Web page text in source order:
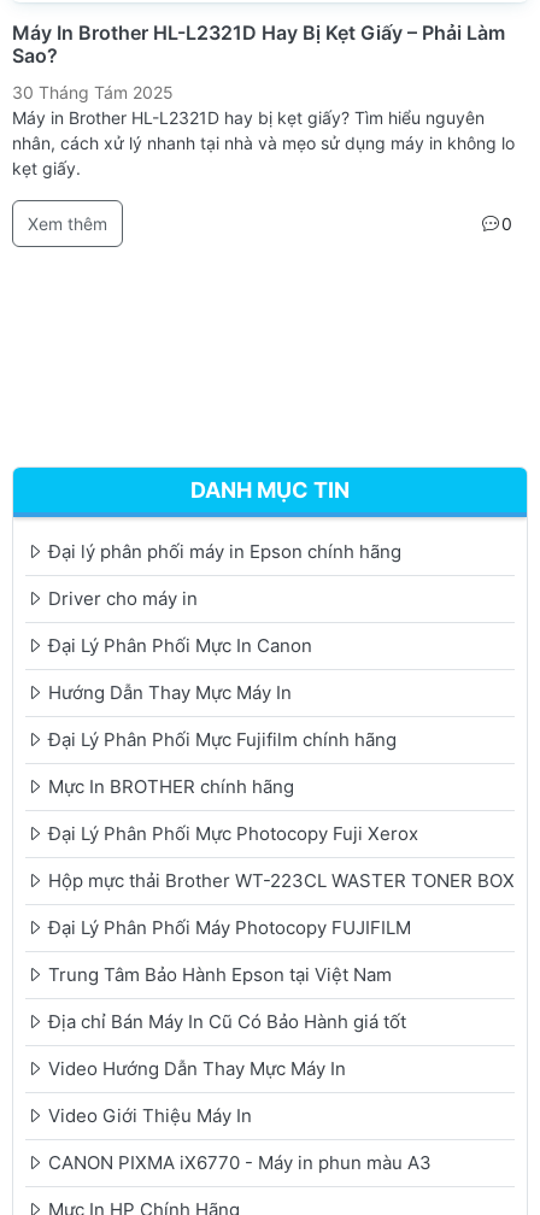
Máy In Brother HL-L2321D Hay Bị Kẹt Giấy – Phải Làm
Sao?
30 Tháng Tám 2025
Máy in Brother HL-L2321D hay bị kẹt giấy? Tìm hiểu nguyên
nhân, cách xử lý nhanh tại nhà và mẹo sử dụng máy in không lo
kẹt giấy.
Xem thêm 0
DANH MỤC TIN
Đại lý phân phối máy in Epson chính hãng
Driver cho máy in
Đại Lý Phân Phối Mực In Canon
Hướng Dẫn Thay Mực Máy In
Đại Lý Phân Phối Mực Fujifilm chính hãng
Mực In BROTHER chính hãng
Đại Lý Phân Phối Mực Photocopy Fuji Xerox
Hộp mực thải Brother WT-223CL WASTER TONER BOX
Đại Lý Phân Phối Máy Photocopy FUJIFILM
Trung Tâm Bảo Hành Epson tại Việt Nam
Địa chỉ Bán Máy In Cũ Có Bảo Hành giá tốt
Video Hướng Dẫn Thay Mực Máy In
Video Giới Thiệu Máy In
CANON PIXMA iX6770 - Máy in phun màu A3
Mực In HP Chính Hãng